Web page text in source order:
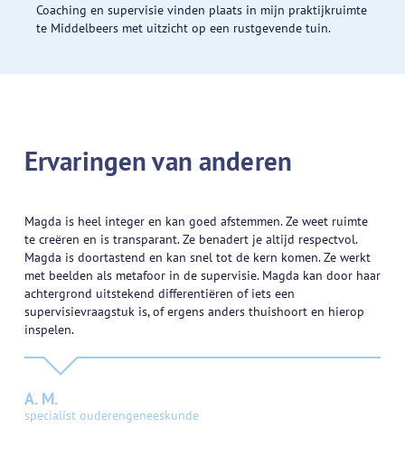
Coaching en supervisie vinden plaats in mijn praktijkruimte
te Middelbeers met uitzicht op een rustgevende tuin.
Ervaringen van anderen
Magda is heel integer en kan goed afstemmen. Ze weet ruimte
te creëren en is transparant. Ze benadert je altijd respectvol.
Magda is doortastend en kan snel tot de kern komen. Ze werkt
met beelden als metafoor in de supervisie. Magda kan door haar
achtergrond uitstekend differentiëren of iets een
supervisievraagstuk is, of ergens anders thuishoort en hierop
inspelen.
A. M.
specialist ouderengeneeskunde